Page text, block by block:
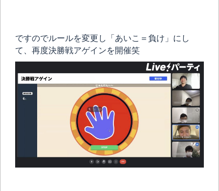
ですのでルールを変更し「あいこ＝負け」にし
て、再度決勝戦アゲインを開催笑